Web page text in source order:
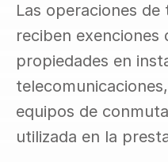
Las operaciones
reciben
propiedades en
equipos de
utilizada en la